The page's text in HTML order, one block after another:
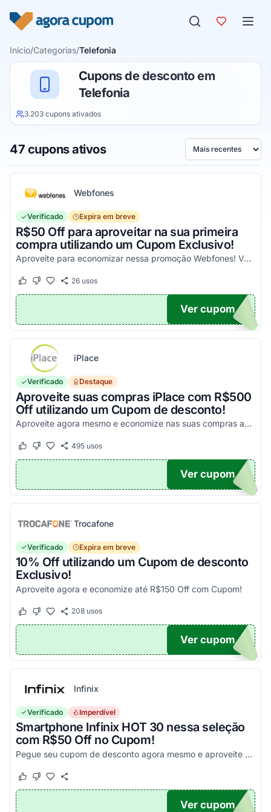
Início/Categorias/Telefonia
Cupons de desconto em
Telefonia
3.203 cupons ativados
47 cupons ativos Ordenar por
Webfones
Verificado Expira em breve
R$50 Off para aproveitar na sua primeira
compra utilizando um Cupom Exclusivo!
Aproveite para economizar nessa promoção Webfones! Válido em compras de valor acima de R$750!
Este cupom funcionou
Este cupom não funcionou
26usos
UPOM
Ver cupom
iPlace
Verificado Destaque
Aproveite suas compras iPlace com R$500
Off utilizando um Cupom de desconto!
Aproveite agora mesmo e economize nas suas compras acima de R$7.199,99!
Este cupom funcionou
Este cupom não funcionou
495usos
500
Ver cupom
Trocafone
Verificado Expira em breve
10% Off utilizando um Cupom de desconto
Exclusivo!
Aproveite agora e economize até R$150 Off com Cupom!
Este cupom funcionou
Este cupom não funcionou
208usos
OM10
Ver cupom
Infinix
Verificado Imperdível
Smartphone Infinix HOT 30 nessa seleção
com R$50 Off no Cupom!
Pegue seu cupom de desconto agora mesmo e aproveite esta incrível oportunidade para economizar nas suas compras com este código!
Este cupom funcionou
Este cupom não funcionou
X50
Ver cupom